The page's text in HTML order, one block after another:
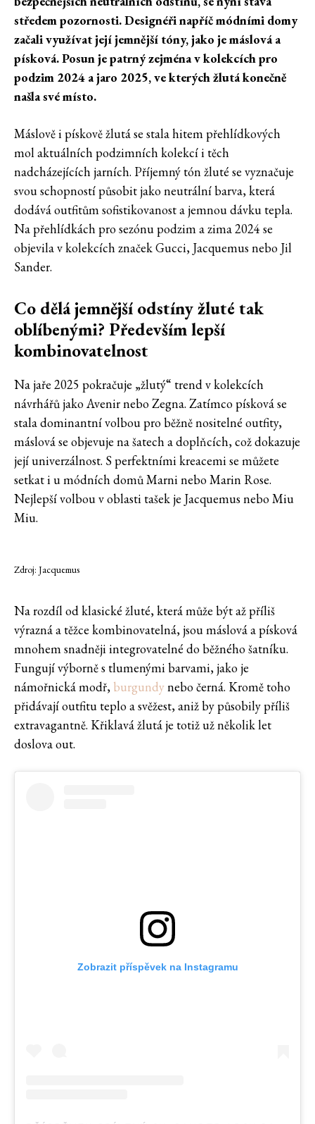
středem pozornosti. Designéři napříč módními domy
začali využívat její jemnější tóny, jako je máslová a
písková. Posun je patrný zejména v kolekcích pro
podzim 2024 a jaro 2025, ve kterých žlutá konečně
našla své místo.
Máslově i pískově žlutá se stala hitem přehlídkových
mol aktuálních podzimních kolekcí i těch
nadcházejících jarních. Příjemný tón žluté se vyznačuje
svou schopností působit jako neutrální barva, která
dodává outfitům sofistikovanost a jemnou dávku tepla.
Na přehlídkách pro sezónu podzim a zima 2024 se
objevila v kolekcích značek Gucci, Jacquemus nebo Jil
Sander.
Co dělá jemnější odstíny žluté tak
oblíbenými? Především lepší
kombinovatelnost
Na jaře 2025 pokračuje „žlutý“ trend v kolekcích
návrhářů jako Avenir nebo Zegna. Zatímco písková se
stala dominantní volbou pro běžně nositelné outfity,
máslová se objevuje na šatech a doplňcích, což dokazuje
její univerzálnost. S perfektními kreacemi se můžete
setkat i u módních domů Marni nebo Marin Rose.
Nejlepší volbou v oblasti tašek je Jacquemus nebo Miu
Miu.
Zdroj: Jacquemus
Na rozdíl od klasické žluté, která může být až příliš
výrazná a těžce kombinovatelná, jsou máslová a písková
mnohem snadněji integrovatelné do běžného šatníku.
Fungují výborně s tlumenými barvami, jako je
námořnická modř, burgundynebo černá. Kromě toho
přidávají outfitu teplo a svěžest, aniž by působily příliš
extravagantně. Křiklavá žlutá je totiž už několik let
doslova out.
Zobrazit příspěvek na Instagramu